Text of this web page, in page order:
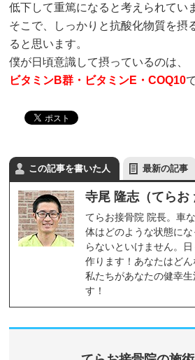
低下して重篤になると考えられてい
そこで、しっかりと抗酸化物質を摂
ると思います。
僕が日頃意識して摂っているのは、
ビタミンB群・ビタミンE・COQ10
この記事を書いた人 最新の記事
寺尾 隆志（てらお
てらお接骨院 院長。車
体はどのような状態に
らないといけません。
作ります！あなたはど
私たちがあなたの健幸
す！